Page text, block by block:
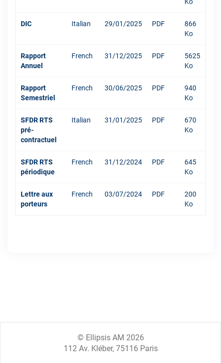
DIC Italian 29/01/2025 PDF
866
Ko
Rapport
Annuel
French 31/12/2025 PDF
5625
Ko
Rapport
Semestriel
French 30/06/2025 PDF
940
Ko
SFDR RTS
pré-
contractuel
Italian 31/01/2025 PDF
670
Ko
SFDR RTS
périodique
French 31/12/2024 PDF
645
Ko
Lettre aux
porteurs
French 03/07/2024 PDF
200
Ko
© Ellipsis AM 2026
112 Av. Kléber, 75116 Paris